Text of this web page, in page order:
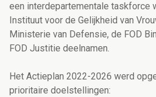
een interdepartementale taskforce
Instituut voor de Gelijkheid van
Ministerie van Defensie, de FOD
FOD Justitie deelnamen.
Het Actieplan 2022-2026 werd
prioritaire doelstellingen: